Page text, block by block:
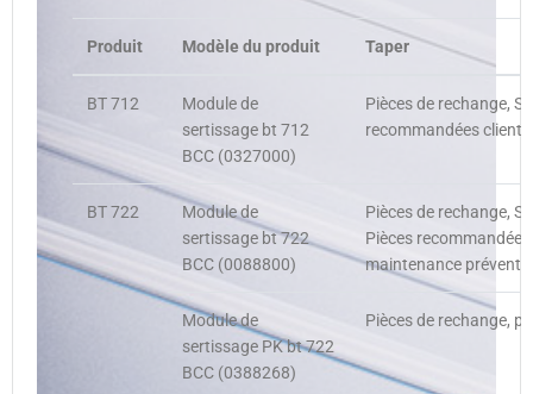
Produit Modèle du produit Taper
BT 712
Module de
sertissage bt 712
BCC (0327000)
Pièces de rechange,
recommandées client,
BT 722
Module de
sertissage bt 722
BCC (0088800)
Pièces de rechange,
Pièces
maintenance
Module de
sertissage PK bt 722
BCC (0388268)
Pièces de rechange,